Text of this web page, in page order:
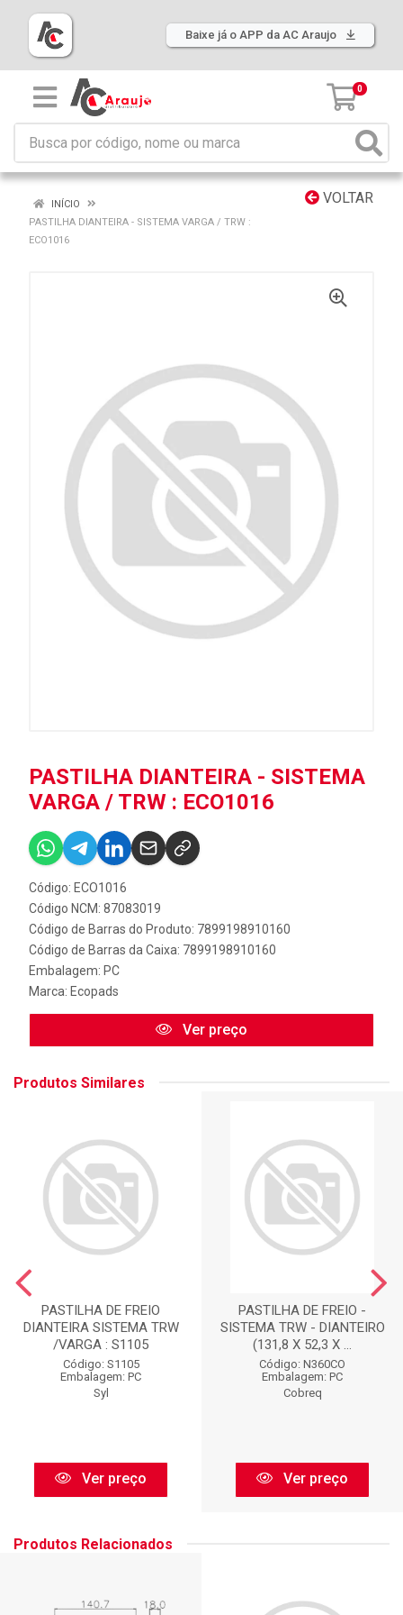
Baixe já o APP da AC Araujo
0
VOLTAR
INÍCIO
PASTILHA DIANTEIRA - SISTEMA VARGA / TRW :
ECO1016
PASTILHA DIANTEIRA - SISTEMA
VARGA / TRW : ECO1016
Código: ECO1016
Código NCM: 87083019
Código de Barras do Produto: 7899198910160
Código de Barras da Caixa: 7899198910160
Embalagem: PC
Marca: Ecopads
Ver preço
Produtos Similares
PASTILHA DE FREIO
DIANTEIRA SISTEMA TRW
/VARGA : S1105
Código: S1105
Embalagem: PC
Syl
Ver preço
PASTILHA DE FREIO -
SISTEMA TRW - DIANTEIRO
(131,8 X 52,3 X ...
Código: N360CO
Embalagem: PC
Cobreq
Ver preço
Produtos Relacionados